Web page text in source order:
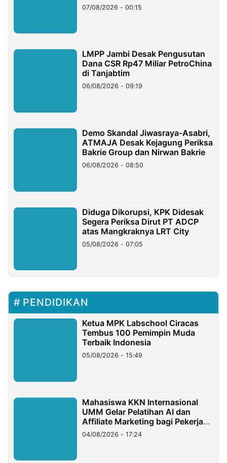
07/08/2026 - 00:15
LMPP Jambi Desak Pengusutan
Dana CSR Rp47 Miliar PetroChina
di Tanjabtim
06/08/2026 - 09:19
Demo Skandal Jiwasraya-Asabri,
ATMAJA Desak Kejagung Periksa
Bakrie Group dan Nirwan Bakrie
06/08/2026 - 08:50
Diduga Dikorupsi, KPK Didesak
Segera Periksa Dirut PT ADCP
atas Mangkraknya LRT City
05/08/2026 - 07:05
PENDIDIKAN
Ketua MPK Labschool Ciracas
Tembus 100 Pemimpin Muda
Terbaik Indonesia
05/08/2026 - 15:49
Mahasiswa KKN Internasional
UMM Gelar Pelatihan AI dan
Affiliate Marketing bagi Pekerja
Migran Indonesia di Taiwan
04/08/2026 - 17:24